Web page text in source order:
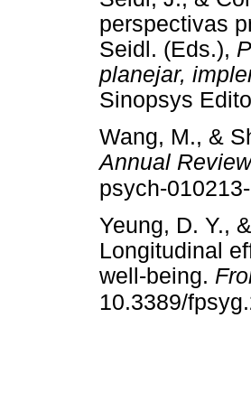
perspectivas
Seidl. (Eds.),
planejar,
Sinopsys
Wang, M., &
Annual
psych-
Yeung, D. Y.,
Longitudinal
well-being.
10.3389/